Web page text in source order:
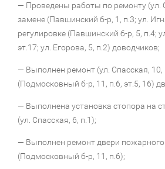
— Проведены работы по ремонту (ул.
замене (Павшинский б-р, 1, п.3; ул.
регулировке (Павшинский б-р, 5, п.4;
эт.17; ул. Егорова, 5, п.2) доводчиков;
— Выполнен ремонт (ул. Спасская, 10,
(Подмосковный б-р, 11, п.6, эт.5, 16)
— Выполнена установка стопора на
(ул. Спасская, 6, п.1);
— Выполнен ремонт двери
(Подмосковный б-р, 11, п.6);